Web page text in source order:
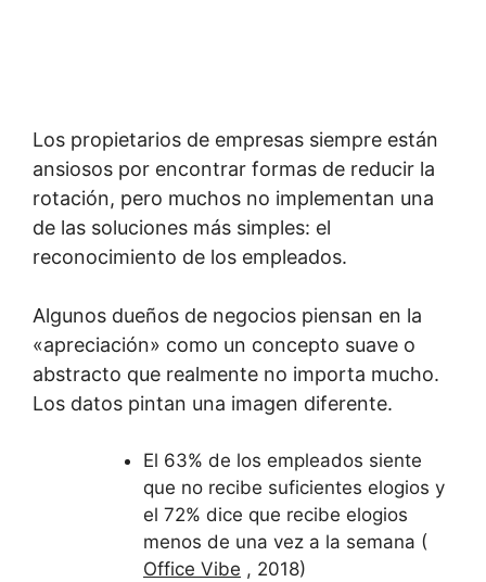
Los propietarios de empresas siempre están
ansiosos por encontrar formas de reducir la
rotación, pero muchos no implementan una
de las soluciones más simples: el
reconocimiento de los empleados.
Algunos dueños de negocios piensan en la
«apreciación» como un concepto suave o
abstracto que realmente no importa mucho.
Los datos pintan una imagen diferente.
El 63% de los empleados siente
que no recibe suficientes elogios y
el 72% dice que recibe elogios
menos de una vez a la semana (
Office Vibe , 2018)